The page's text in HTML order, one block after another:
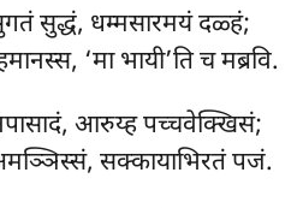
सुद्धं, धम्मसारमयं दळ्हं;
‘मा भायी’ति च मब्रवि.
आरुय्ह पच्चवेक्खिसं;
सक्कायाभिरतं पजं.